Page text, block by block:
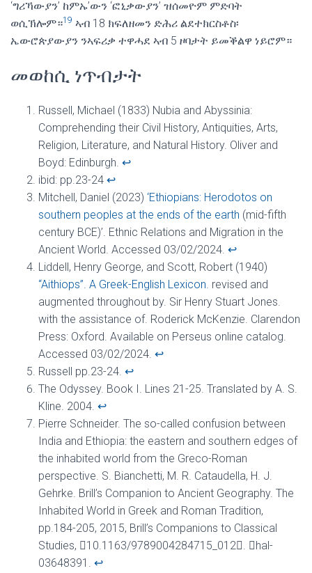
‘ግሪኻውያን’ ከምኡ’ውን ‘ፎኒቃውያን’ ዝሰመዮም ምድባት
ወሲኽሎም።19 ኣብ 18 ክፍለዘመን ድሕሪ ልደተክርስቶስ፡
ኤውሮጵያውያን ንኣፍሪቃ ተዋሓደ ኣብ 5 ዞባታት ይመቕልዋ ነይሮም።
መወከሲ ነጥብታት
Russell, Michael (1833) Nubia and Abyssinia:
Comprehending their Civil History, Antiquities, Arts,
Religion, Literature, and Natural History. Oliver and
Boyd: Edinburgh. ↩︎
ibid: pp.23-24 ↩︎
Mitchell, Daniel (2023) ‘Ethiopians: Herodotos on
southern peoples at the ends of the earth (mid-fifth
century BCE)’. Ethnic Relations and Migration in the
Ancient World. Accessed 03/02/2024. ↩︎
Liddell, Henry George, and Scott, Robert (1940)
“Aithiops”. A Greek-English Lexicon. revised and
augmented throughout by. Sir Henry Stuart Jones.
with the assistance of. Roderick McKenzie. Clarendon
Press: Oxford. Available on Perseus online catalog.
Accessed 03/02/2024. ↩︎
Russell pp.23-24. ↩︎
The Odyssey. Book I. Lines 21-25. Translated by A. S.
Kline. 2004. ↩︎
Pierre Schneider. The so-called confusion between
India and Ethiopia: the eastern and southern edges of
the inhabited world from the Greco-Roman
perspective. S. Bianchetti, M. R. Cataudella, H. J.
Gehrke. Brill’s Companion to Ancient Geography. The
Inhabited World in Greek and Roman Tradition,
pp.184-205, 2015, Brill’s Companions to Classical
Studies, ￿10.1163/9789004284715_012￿. ￿hal-
03648391. ↩︎